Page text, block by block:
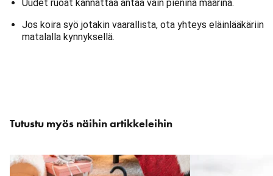
Uudet ruoat kannattaa antaa vain pieninä määrinä.
Jos koira syö jotakin vaarallista, ota yhteys eläinlääkäriin
matalalla kynnyksellä.
Tutustu myös näihin artikkeleihin
karuselli